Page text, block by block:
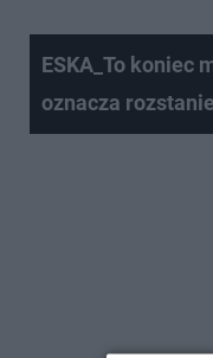
ESKA_To koniec
oznacza